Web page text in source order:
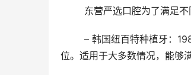
东营严选口腔为了满足
位。适用于大多数情况，能够